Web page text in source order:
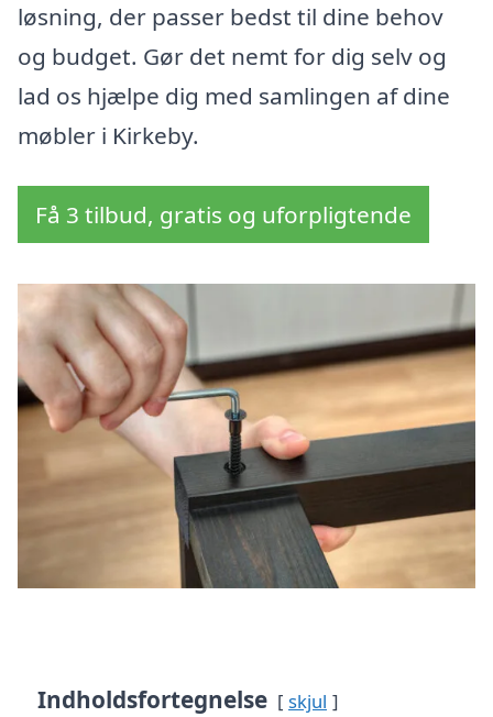
løsning, der passer bedst til dine behov
og budget. Gør det nemt for dig selv og
lad os hjælpe dig med samlingen af dine
møbler i Kirkeby.
Få 3 tilbud, gratis og uforpligtende
Indholdsfortegnelse skjul